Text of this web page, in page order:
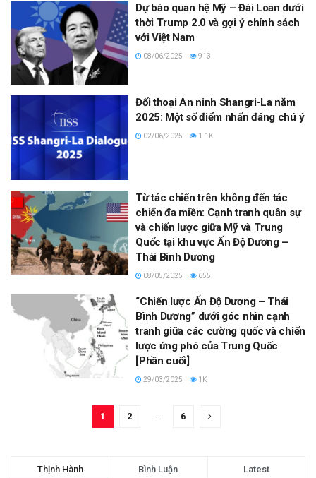
Dự báo quan hệ Mỹ – Đài Loan dưới
thời Trump 2.0 và gợi ý chính sách
với Việt Nam
08/06/2025 913
Đối thoại An ninh Shangri-La năm
2025: Một số điểm nhấn đáng chú ý
02/06/2025 1.1K
Từ tác chiến trên không đến tác
chiến đa miền: Cạnh tranh quân sự
và chiến lược giữa Mỹ và Trung
Quốc tại khu vực Ấn Độ Dương –
Thái Bình Dương
08/05/2025 655
“Chiến lược Ấn Độ Dương – Thái
Bình Dương” dưới góc nhìn cạnh
tranh giữa các cường quốc và chiến
lược ứng phó của Trung Quốc
[Phần cuối]
29/03/2025 1K
1 2 6
Thịnh Hành Bình Luận Latest